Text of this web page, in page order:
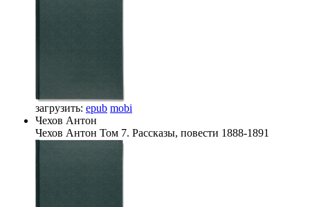
загрузить: epub mobi
Чехов Антон
Чехов Антон Том 7. Рассказы, повести 1888-1891